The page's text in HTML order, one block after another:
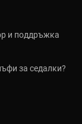
и поддръжка
за седалки?